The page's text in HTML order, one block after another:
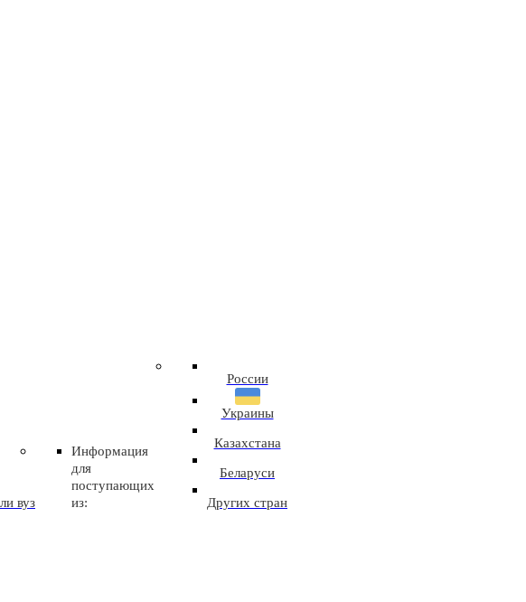
вуз
Информация
для
поступающих
из:
России
Украины
Казахстана
Беларуси
Других стран